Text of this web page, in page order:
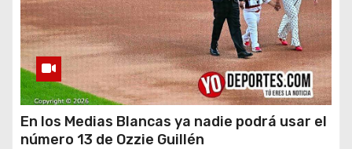
En los Medias Blancas ya nadie podrá usar el
número 13 de Ozzie Guillén